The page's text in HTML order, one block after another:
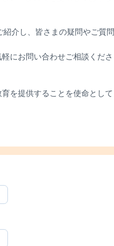
介し、皆さまの疑問やご質問
にお問い合わせご相談くださ
を提供することを使命として